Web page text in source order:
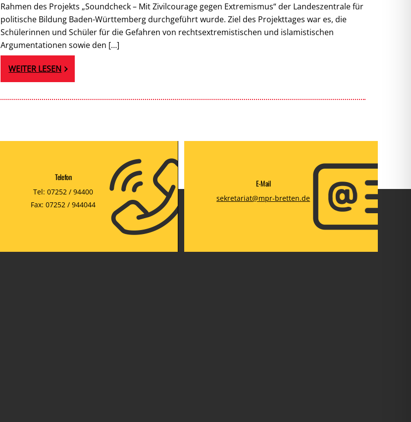
Rahmen des Projekts „Soundcheck – Mit Zivilcourage gegen Extremismus“ der Landeszentrale für
politische Bildung Baden-Württemberg durchgeführt wurde. Ziel des Projekttages war es, die
Schülerinnen und Schüler für die Gefahren von rechtsextremistischen und islamistischen
Argumentationen sowie den […]
WEITER LESEN
Telefon
Tel: 07252 / 94400
Fax: 07252 / 944044
E-Mail
sekretariat@mpr-bretten.de